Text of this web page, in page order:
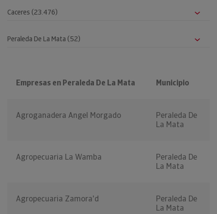
Empresas en Peraleda De La Mata Municipio
Agroganadera Angel Morgado
Peraleda De
La Mata
Agropecuaria La Wamba
Peraleda De
La Mata
Agropecuaria Zamora'd
Peraleda De
La Mata